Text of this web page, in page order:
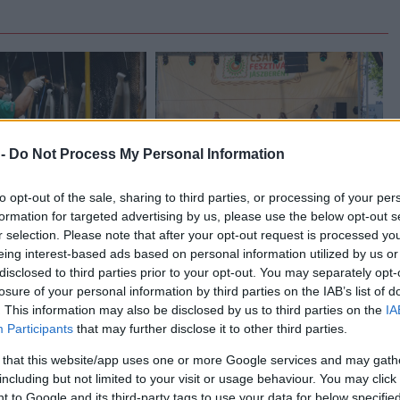
Do Not Process My Personal Information
opt-out of the sale, sharing to third parties, or processing of your
for targeted advertising by us, please use the below opt-out
selection. Please note that after your opt-out request is processed
interest-based ads based on personal information utilized by us
to third parties prior to your opt-out. You may separately
of your personal information by third parties on the IAB’s list of
This information may also be disclosed by us to third parties on the
Participants that may further disclose it to other third parties.
that this website/app uses one or more Google services and may
but not limited to your visit or usage behaviour. You may
to Google and its third-party tags to use your data for below
Fazekas Adrián
a tószegi Accell
meghatározó
a tószegi üzemben,
anyavállalat
kért. Az európai
2026.08.05. szol24.hu
Tánccal, zeneszóval és vásárral
telik meg Jászberény, indul a
Csángó Fesztivál
Ismét a Kárpát-medencei folklór és a
hagyományőrzés központjává válik
Csángó Fesztivált....
JNSZ megyei hírek